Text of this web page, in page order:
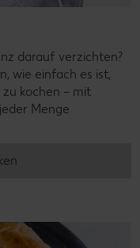
darauf verzichten?
wie einfach es ist,
kochen – mit
Menge